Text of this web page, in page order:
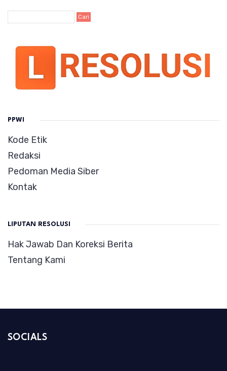
PPWI
Kode Etik
Redaksi
Pedoman Media Siber
Kontak
LIPUTAN RESOLUSI
Hak Jawab Dan Koreksi Berita
Tentang Kami
SOCIALS